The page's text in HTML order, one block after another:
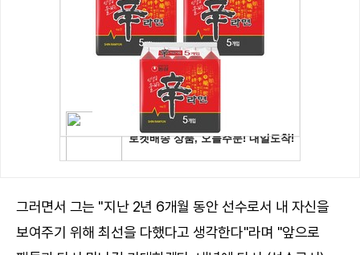
그러면서 그는 "지난 2년 6개월 동안 선수로서 내 자신을
보여주기 위해 최선을 다했다고 생각한다"라며 "앞으로